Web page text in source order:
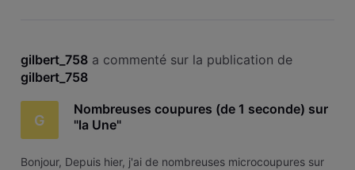
gilbert_758 a commenté sur la publication de
gilbert_758
G
Nombreuses coupures (de 1 seconde) sur
"la Une"
Bonjour, Depuis hier, j'ai de nombreuses microcoupures sur